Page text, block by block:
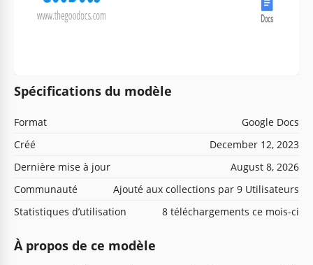
Spécifications du modèle
Format
Google Docs
Créé
December 12, 2023
Dernière mise à jour
August 8, 2026
Communauté
Ajouté aux collections par 9 Utilisateurs
Statistiques d’utilisation
8 téléchargements ce mois-ci
À propos de ce modèle